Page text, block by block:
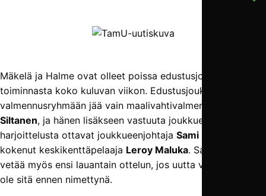
Mäkelä ja Halme ovat olleet poissa edustusjoukkueen
toiminnasta koko kuluvan viikon. Edustusjoukkueen
valmennusryhmään jää vain maalivahtivalmentaja
Siltanen, ja hänen lisäkseen vastuuta joukkueen
harjoittelusta ottavat joukkueenjohtaja Sami Koivula
kokenut keskikenttäpelaaja Leroy Maluka. Sama kolmikko
vetää myös ensi lauantain ottelun, jos uutta valmentajaa ei
ole sitä ennen nimettynä.